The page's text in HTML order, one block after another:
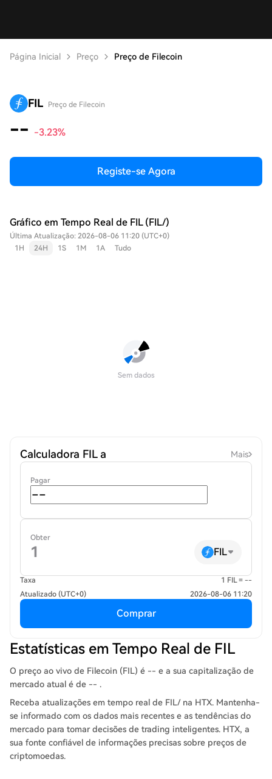
Página Inicial Preço Preço de Filecoin
FIL Preço de Filecoin
-- -3.23%
Registe-se Agora
Gráfico em Tempo Real de FIL (FIL/)
Última Atualização: 2026-08-06 11:20 (UTC+0)
1H
24H 1S 1M 1A Tudo
Sem dados
Calculadora FIL a Mais
Pagar
Obter
FIL
Taxa
1 FIL = --
Atualizado (UTC+0)
2026-08-06 11:20
Comprar
Estatísticas em Tempo Real de FIL
O preço ao vivo de Filecoin (FIL) é -- e a sua capitalização de
mercado atual é de -- .
Receba atualizações em tempo real de FIL/ na HTX. Mantenha-
se informado com os dados mais recentes e as tendências do
mercado para tomar decisões de trading inteligentes. HTX, a
sua fonte confiável de informações precisas sobre preços de
criptomoedas.